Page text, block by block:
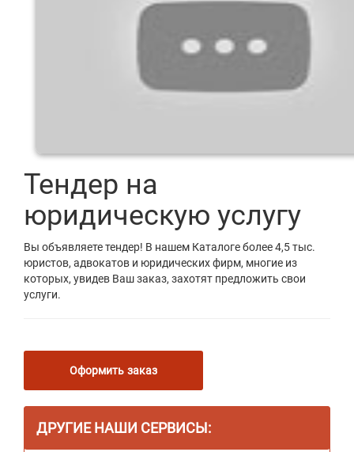
Тендер на
юридическую услугу
Вы объявляете тендер! В нашем Каталоге более 4,5 тыс.
юристов, адвокатов и юридических фирм, многие из
которых, увидев Ваш заказ, захотят предложить свои
услуги.
Оформить заказ
ДРУГИЕ НАШИ СЕРВИСЫ: